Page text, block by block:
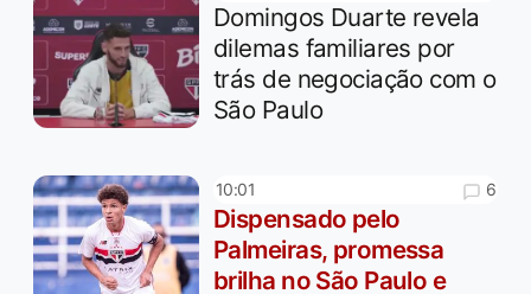
Domingos Duarte revela
dilemas familiares por
trás de negociação com o
São Paulo
10:01 6
Dispensado pelo
Palmeiras, promessa
brilha no São Paulo e